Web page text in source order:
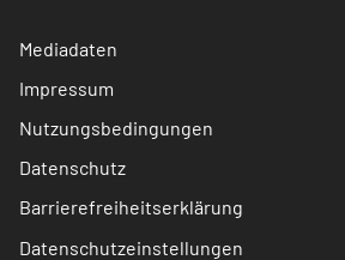
Mediadaten
Impressum
Nutzungsbedingungen
Datenschutz
Barrierefreiheitserklärung
Datenschutzeinstellungen